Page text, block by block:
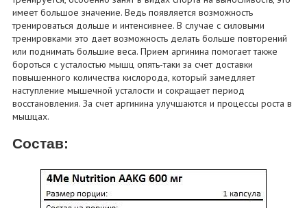
имеет большое значение. Ведь появляется возможность
тренироваться дольше и интенсивнее. В случае с силовыми
тренировками это дает возможность делать больше повторений
или поднимать большие веса. Прием аргинина помогает также
бороться с усталостью мышц опять-таки за счет доставки
повышенного количества кислорода, который замедляет
наступление мышечной усталости и сокращает период
восстановления. За счет аргинина улучшаются и процессы роста в
мышцах.
Состав: